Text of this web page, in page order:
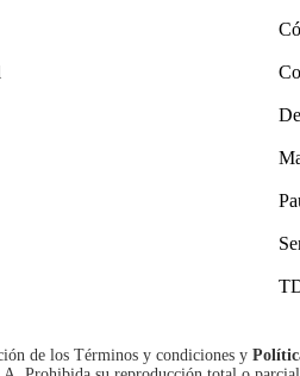
de los Términos y condiciones y